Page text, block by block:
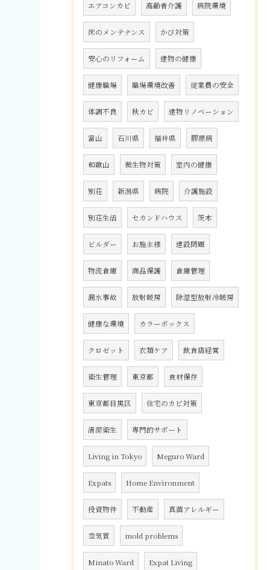
エアコンカビ 高齢者介護 病院環境
床のメンテナンス かび対策
安心のリフォーム 建物の健康
健康職場 職場環境改善 従業員の安全
体調不良 秋カビ 建物リノベーション
富山 石川県 福井県 膠原病
和歌山 微生物対策 室内の健康
別荘 新潟県 病院 介護施設
別荘生活 セカンドハウス 茨木
ビルダー お施主様 建設問題
物流倉庫 商品保護 倉庫管理
漏水事故 放射暖房 除湿型放射冷暖房
健康な環境 カラーボックス
クロゼット 衣類ケア 飲食店経営
衛生管理 東京都 食材保存
東京都目黒区 住宅のカビ対策
清潔衛生 専門的サポート
Living in Tokyo Meguro Ward
Expats Home Environment
投資物件 不動産 真菌アレルギー
空気質 mold problems
Minato Ward Expat Living